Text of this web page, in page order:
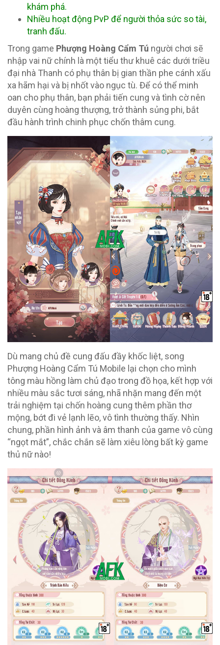
khám phá.
Nhiều hoạt động PvP để người thỏa sức so tài,
tranh đấu.
Trong game Phượng Hoàng Cẩm Tú người chơi sẽ
nhập vai nữ chính là một tiểu thư khuê các dưới triều
đại nhà Thanh có phụ thân bị gian thần phe cánh xấu
xa hãm hại và bị nhốt vào ngục tù. Để có thể minh
oan cho phụ thân, bạn phải tiến cung và tình cờ nên
duyên cùng hoàng thượng, trở thành sủng phi, bắt
đầu hành trình chinh phục chốn thâm cung.
Dù mang chủ đề cung đấu đầy khốc liệt, song
Phượng Hoàng Cẩm Tú Mobile lại chọn cho mình
tông màu hồng làm chủ đạo trong đồ họa, kết hợp với
nhiều màu sắc tươi sáng, nhã nhặn mang đến một
trải nghiệm tại chốn hoàng cung thêm phần thơ
mộng, bớt đi vẻ lạnh lẽo, vô tình thường thấy. Nhìn
chung, phần hình ảnh và âm thanh của game vô cùng
“ngọt mắt”, chắc chắn sẽ làm xiêu lòng bất kỳ game
thủ nữ nào!